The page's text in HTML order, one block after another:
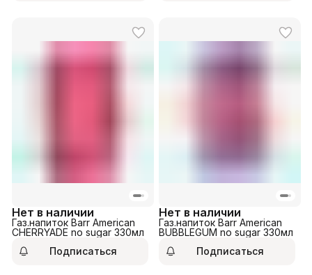
Нет в наличии
Газ.напиток Barr American
CHERRYADE no sugar 330мл
Подписаться
Нет в наличии
Газ.напиток Barr American
BUBBLEGUM no sugar 330мл
Подписаться